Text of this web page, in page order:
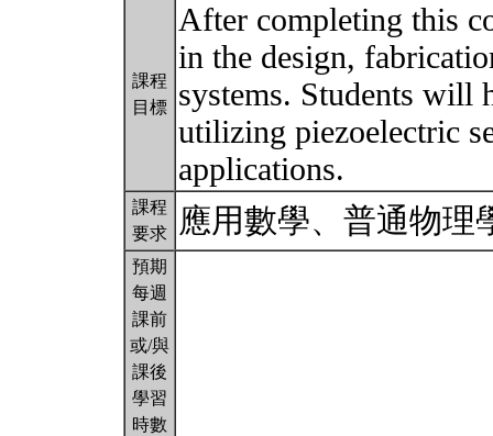
課程
目標
After completing this
in the design,
systems. Students will
utilizing piezoelectric
applications.
課程
要求
應用數學、普通物理
預期
每週
課前
或/與
課後
學習
時數